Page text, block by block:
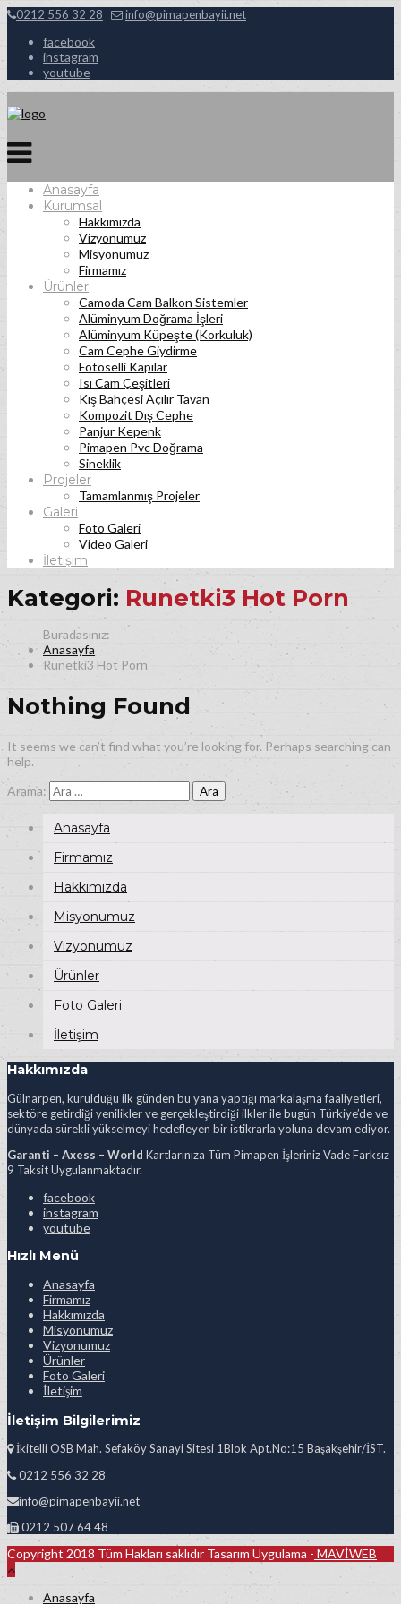
0212 556 32 28 info@pimapenbayii.net
facebook
instagram
youtube
Anasayfa
Kurumsal
Hakkımızda
Vizyonumuz
Misyonumuz
Firmamız
Ürünler
Camoda Cam Balkon Sistemler
Alüminyum Doğrama İşleri
Alüminyum Küpeşte (Korkuluk)
Cam Cephe Giydirme
Fotoselli Kapılar
Isı Cam Çeşitleri
Kış Bahçesi Açılır Tavan
Kompozit Dış Cephe
Panjur Kepenk
Pimapen Pvc Doğrama
Sineklik
Projeler
Tamamlanmış Projeler
Galeri
Foto Galeri
Video Galeri
İletişim
Kategori: Runetki3 Hot Porn
Anasayfa
Runetki3 Hot Porn
Nothing Found
It seems we can’t find what you’re looking for. Perhaps searching can
help.
Arama:
Anasayfa
Firmamız
Hakkımızda
Misyonumuz
Vizyonumuz
Ürünler
Foto Galeri
İletişim
Hakkımızda
Gülnarpen, kurulduğu ilk günden bu yana yaptığı markalaşma faaliyetleri,
sektöre getirdiği yenilikler ve gerçekleştirdiği ilkler ile bugün Türkiye’de ve
dünyada sürekli yükselmeyi hedefleyen bir istikrarla yoluna devam ediyor.
Garanti – Axess – World Kartlarınıza Tüm Pimapen İşleriniz Vade Farksız
9 Taksit Uygulanmaktadır.
facebook
instagram
youtube
Hızlı Menü
Anasayfa
Firmamız
Hakkımızda
Misyonumuz
Vizyonumuz
Ürünler
Foto Galeri
İletişim
İletişim Bilgilerimiz
İkitelli OSB Mah. Sefaköy Sanayi Sitesi 1Blok Apt.No:15 Başakşehir/İST.
0212 556 32 28
info@pimapenbayii.net
0212 507 64 48
Copyright 2018 Tüm Hakları saklıdır Tasarım Uygulama - MAVİWEB
Anasayfa